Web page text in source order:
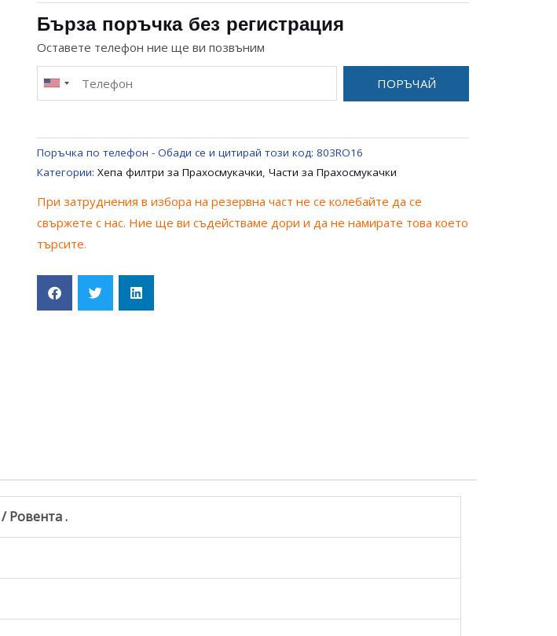
ФИЛТЪР
ПРАХОСМУКАЧКА
ROWENTA
PNTS
Бърза поръчка без регистрация
Оставете телефон ние ще ви позвъним
ПОРЪЧАЙ
Поръчка по телефон - Обади се и цитирай този код: 803RO16
Категории: Хепа филтри за Прахосмукачки, Части за Прахосмукачки
При затруднения в избора на резервна част не се колебайте да се
свържете с нас. Ние ще ви съдействаме дори и да не намирате това което
търсите.
Ровента .